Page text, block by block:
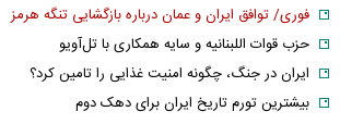
فوری/ توافق ایران و عمان درباره بازگشایی تنگه هرمز
حزب قوات اللبنانیه و سایه همکاری با تل‌آویو
ایران در جنگ، چگونه امنیت غذایی را تامین کرد؟
بیشترین تورم تاریخ ایران برای دهک دوم